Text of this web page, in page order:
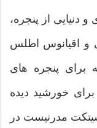
دنیایی از پنجره،
و اقیانوس اطلس
برای پنجره های
خورشید دیده
مدرنیست در